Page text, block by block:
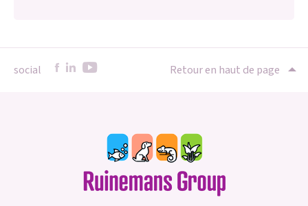
social Retour en haut de page